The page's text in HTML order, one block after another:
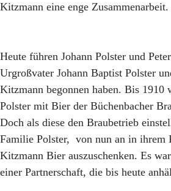
Kitzmann eine enge Zusammenarbeit.
Heute führen Johann Polster und
Urgroßvater Johann Baptist Polster
Kitzmann begonnen haben. Bis 1910
Polster mit Bier der Büchenbacher
Doch als diese den Braubetrieb
Familie Polster, von nun an in ihrem
Kitzmann Bier auszuschenken. Es
einer Partnerschaft, die bis heute